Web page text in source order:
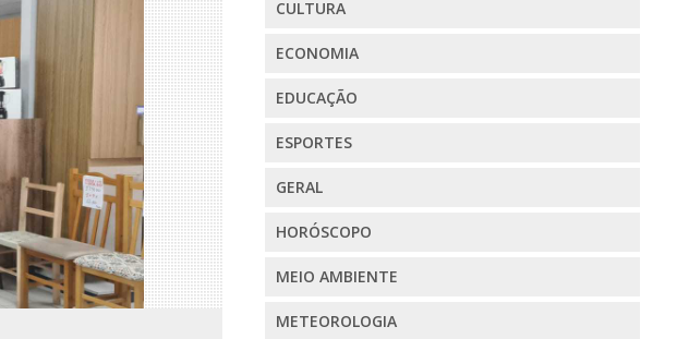
CULTURA
ECONOMIA
EDUCAÇÃO
ESPORTES
GERAL
HORÓSCOPO
MEIO AMBIENTE
METEOROLOGIA